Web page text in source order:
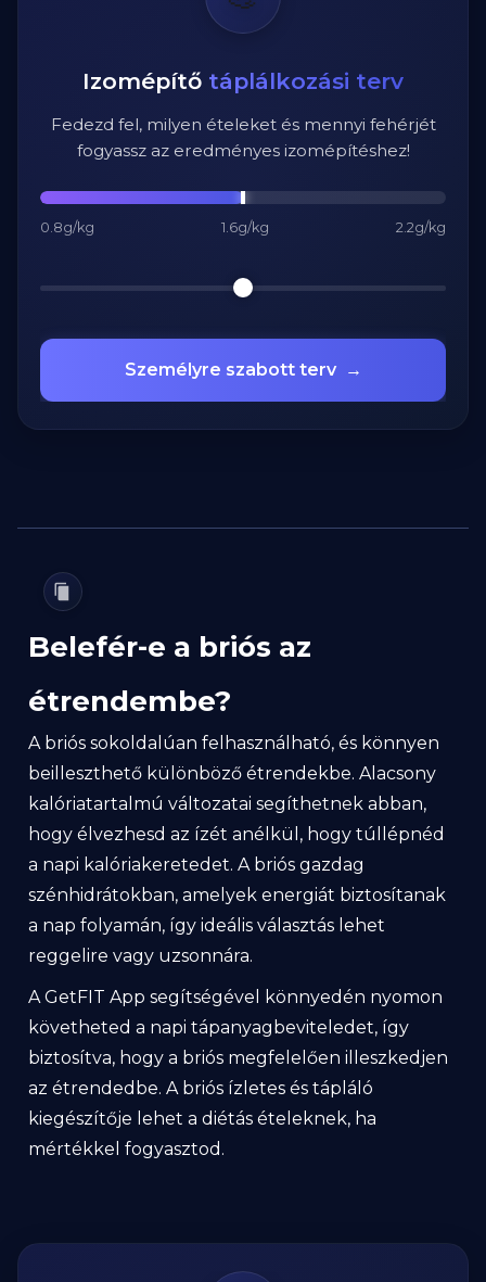
Izomépítő táplálkozási terv
Fedezd fel, milyen ételeket és mennyi fehérjét
fogyassz az eredményes izomépítéshez!
0.8g/kg 1.6g/kg 2.2g/kg
Személyre szabott terv →
Belefér-e a briós az
étrendembe?
A briós sokoldalúan felhasználható, és könnyen
beilleszthető különböző étrendekbe. Alacsony
kalóriatartalmú változatai segíthetnek abban,
hogy élvezhesd az ízét anélkül, hogy túllépnéd
a napi kalóriakeretedet. A briós gazdag
szénhidrátokban, amelyek energiát biztosítanak
a nap folyamán, így ideális választás lehet
reggelire vagy uzsonnára.
A GetFIT App segítségével könnyedén nyomon
követheted a napi tápanyagbeviteledet, így
biztosítva, hogy a briós megfelelően illeszkedjen
az étrendedbe. A briós ízletes és tápláló
kiegészítője lehet a diétás ételeknek, ha
mértékkel fogyasztod.